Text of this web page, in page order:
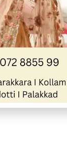
August 5, 2026 11:34 am
« Previous Next »